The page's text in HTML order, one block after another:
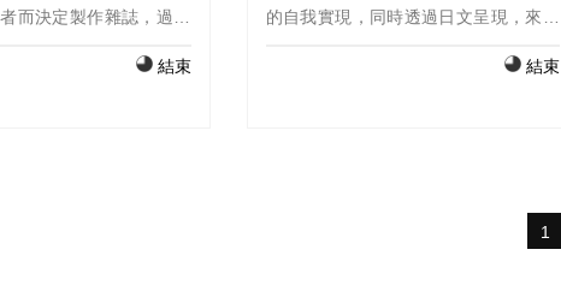
而決定製作雜誌，過程
者，更加理解他們的生活
結束
的自我實現，同時透過日文呈現，來向
動畫製作以及配音上下了許多功夫，從
結束
1